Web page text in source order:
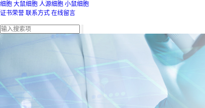
细胞 大鼠细胞 人源细胞 小鼠细胞
证书荣誉 联系方式 在线留言